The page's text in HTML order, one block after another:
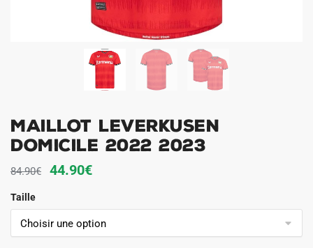
MAILLOT LEVERKUSEN
DOMICILE 2022 2023
84.90€
Le
initial
était :
44.90€Le
actuel
est :
Taille